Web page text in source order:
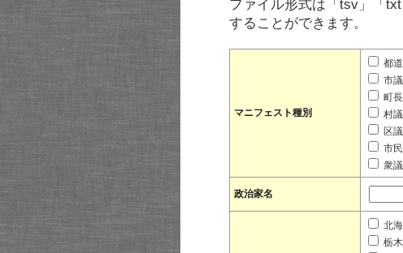
ファイル形式は「tsv」「
することができます。
マニフェスト種別
都
市
町
村
区
市
衆
政治家名
北
栃